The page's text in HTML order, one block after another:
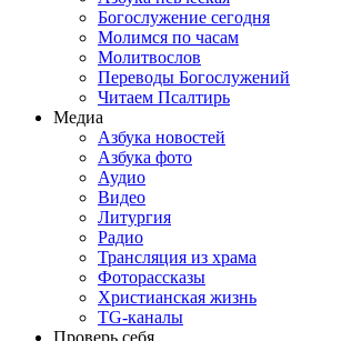
Богослужение сегодня
Молимся по часам
Молитвослов
Переводы Богослужений
Читаем Псалтирь
Медиа
Азбука новостей
Азбука фото
Аудио
Видео
Литургия
Радио
Трансляция из храма
Фоторассказы
Христианская жизнь
TG-каналы
Проверь себя